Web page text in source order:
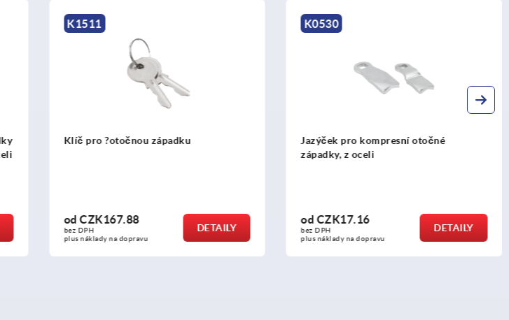
K0530
Jazýček pro kompresní otočné
odCZK17.16
bez DPH
plus náklady na dopravu
DETAILY
K0523
Západka pro otočné západky z oceli
od CZK16.87
bez DPH
plus náklady na dopravu
DETAILY